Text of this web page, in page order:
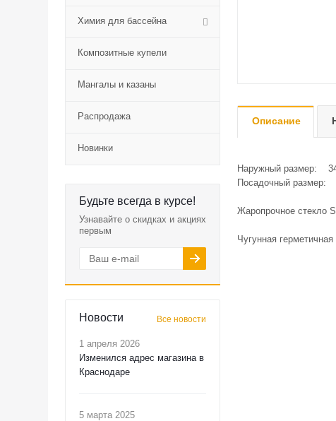
Химия для бассейна
Композитные купели
Мангалы и казаны
Распродажа
Новинки
Будьте всегда в курсе!
Узнавайте о скидках и акциях
первым
Новости Все новости
1 апреля 2026
Изменился адрес магазина в
Краснодаре
5 марта 2025
Описание
Наружный размер:
Посадочный размер:
Жаропрочное стекло
Чугунная